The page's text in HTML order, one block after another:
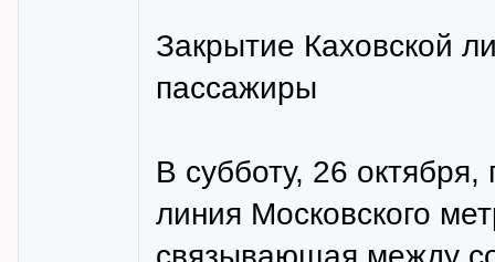
Закрытие Каховской
пассажиры
В субботу, 26
линия Московского